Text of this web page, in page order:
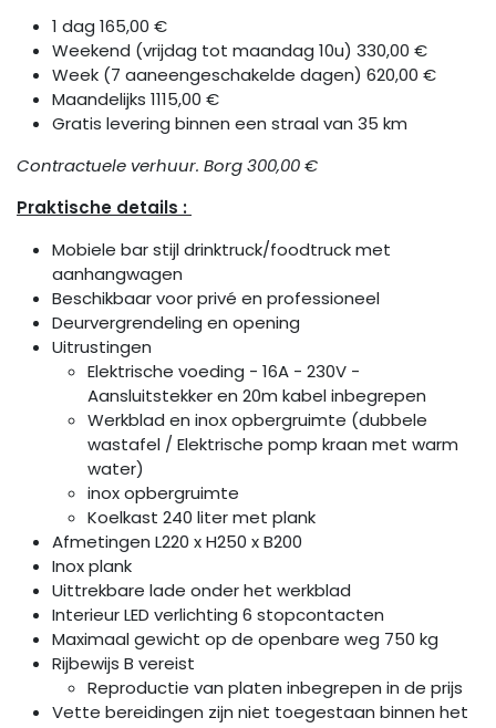
1 dag 165,00 €
Weekend (vrijdag tot maandag 10u) 330,00 €
Week (7 aaneengeschakelde dagen) 620,00 €
Maandelijks 1115,00 €
Gratis levering binnen een straal van 35 km
Contractuele verhuur. Borg 300,00 €
Praktische details :
Mobiele bar stijl drinktruck/foodtruck met
aanhangwagen
Beschikbaar voor privé en professioneel
Deurvergrendeling en opening
Uitrustingen
Elektrische voeding - 16A - 230V -
Aansluitstekker en 20m kabel inbegrepen
Werkblad en inox opbergruimte (dubbele
wastafel / Elektrische pomp kraan met warm
water)
inox opbergruimte
Koelkast 240 liter met plank
Afmetingen L220 x H250 x B200
Inox plank
Uittrekbare lade onder het werkblad
Interieur LED verlichting 6 stopcontacten
Maximaal gewicht op de openbare weg 750 kg
Rijbewijs B vereist
Reproductie van platen inbegrepen in de prijs
Vette bereidingen zijn niet toegestaan binnen het